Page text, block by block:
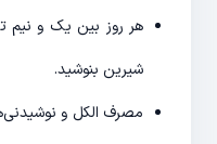
هر روز بین یک و نیم
شیرین بنوشید.
مصرف الکل و